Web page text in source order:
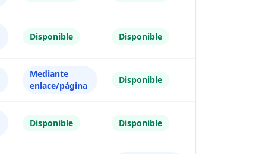
Disponible Disponible
Mediante
enlace/página
Disponible
Disponible Disponible